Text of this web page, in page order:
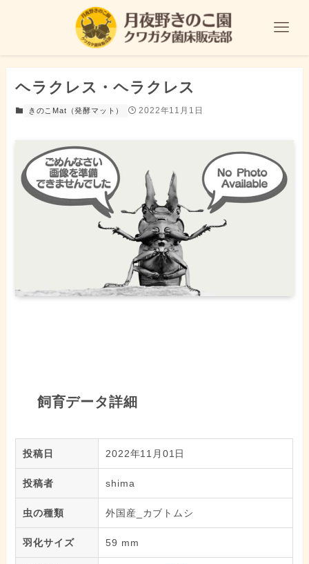
ヘラクレス・ヘラクレス
きのこMat（発酵マット） 2022年11月1日
飼育データ詳細
投稿日 2022年11月01日
投稿者 shima
虫の種類 外国産_カブトムシ
羽化サイズ 59 mm